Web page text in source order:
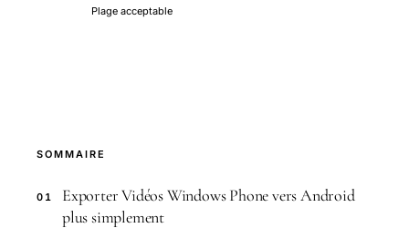
Plage acceptable
SOMMAIRE
01
Exporter Vidéos Windows Phone vers Android
plus simplement